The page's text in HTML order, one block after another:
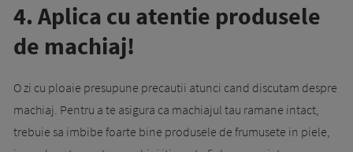
4. Aplica cu atentie produsele
de machiaj!
O zi cu ploaie presupune precautii atunci cand discutam despre
machiaj. Pentru a te asigura ca machiajul tau ramane intact,
trebuie sa imbibe foarte bine produsele de frumusete in piele,